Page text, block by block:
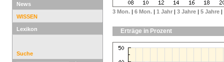
News
WISSEN
Lexikon
Suche
3 Mon. | 6 Mon. | 1 Jahr | 3 Jahre | 5 Jahre |
Erträge in Prozent